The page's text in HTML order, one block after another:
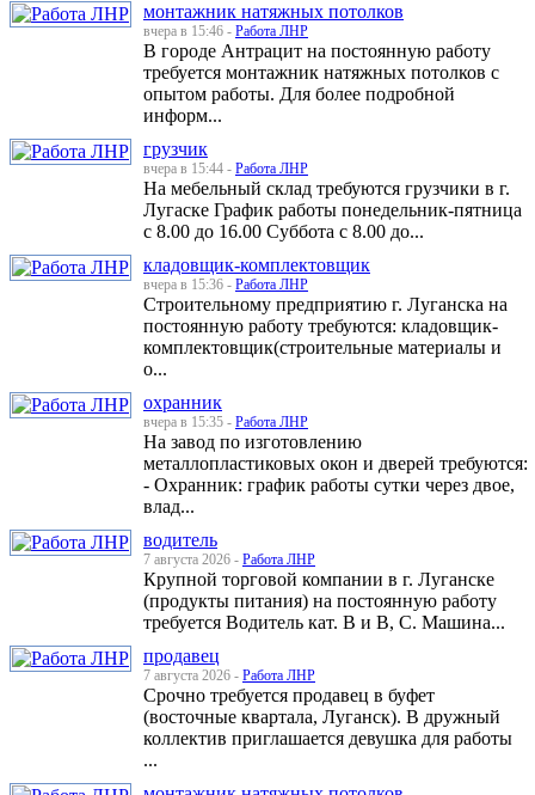
монтажник натяжных потолков
вчера в 15:46 - Работа ЛНР
В городе Антрацит на постоянную работу
требуется монтажник натяжных потолков с
опытом работы. Для более подробной
информ...
грузчик
вчера в 15:44 - Работа ЛНР
На мебельный склад требуются грузчики в г.
Лугаске График работы понедельник-пятница
с 8.00 до 16.00 Суббота с 8.00 до...
кладовщик-комплектовщик
вчера в 15:36 - Работа ЛНР
Строительному предприятию г. Луганска на
постоянную работу требуются: кладовщик-
комплектовщик(строительные материалы и
о...
охранник
вчера в 15:35 - Работа ЛНР
На завод по изготовлению
металлопластиковых окон и дверей требуются:
- Охранник: график работы сутки через двое,
влад...
водитель
7 августа 2026 - Работа ЛНР
Крупной торговой компании в г. Луганске
(продукты питания) на постоянную работу
требуется Водитель кат. В и В, С. Машина...
продавец
7 августа 2026 - Работа ЛНР
Срочно требуется продавец в буфет
(восточные квартала, Луганск). В дружный
коллектив приглашается девушка для работы
...